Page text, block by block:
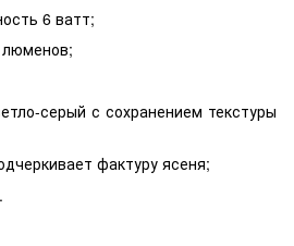
6 ватт;
люменов;
серый с сохранением текстуры
фактуру ясеня;